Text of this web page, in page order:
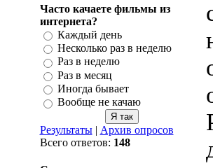
Часто качаете фильмы из
интернета?
Каждый день
Несколько раз в неделю
Раз в неделю
Раз в месяц
Иногда бывает
Вообще не качаю
Результаты| Архив опросов
Всего ответов: 148